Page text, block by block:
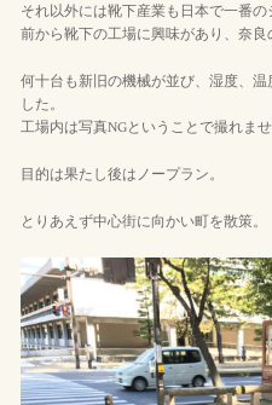
それ以外には靴下産業も日本で一番の
前から靴下の工場に興味があり、奈良
何十台も新旧の機械が並び、湿度、
した。
工場内は写真NGということで撮れま
目的は果たし後はノープラン。
とりあえず中心街に向かい町を散策。